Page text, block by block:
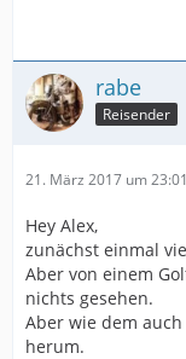
rabe
Reisender
21. März 2017 um 23:01
Hey Alex,
zunächst einmal
Aber von einem
nichts gesehen.
Aber wie dem
herum.